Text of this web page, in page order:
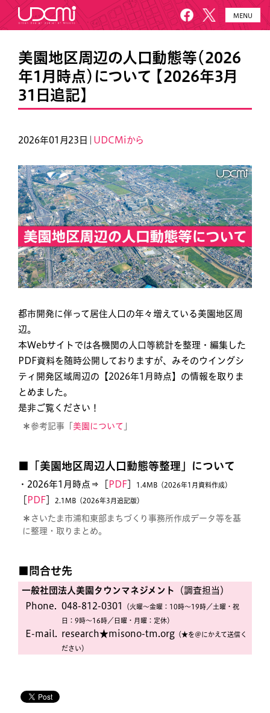
MENU
HOME UDCMiとは
施設概要 美園について
美園地区周辺の人口動態等（2026
年1月時点）について 【2026年3月
31日追記】
2026年01月23日｜ UDCMiから
都市開発に伴って居住人口の年々増えている美園地区周
辺。
本Webサイトでは各機関の人口等統計を整理・編集した
PDF資料を随時公開しておりますが、みそのウイングシ
ティ開発区域周辺の【2026年1月時点】の情報を取りま
とめました。
是非ご覧ください！
＊ 参考記事「 美園について
■「美園地区周辺人口動態等整理」について
・2026年1月時点⇒［ PDF 1.4MB（2026年1月資料作成）
PDF 2.1MB（2026年3月追記版）
＊ さいたま市浦和東部まちづくり事務所作成データ等を基
に整理・取りまとめ。
■問合せ先
一般社団法人美園タウンマネジメント
（調査担当）
Phone.
048-812-0301 （火曜〜金曜：10時〜19時／土曜・祝
日：9時〜16時／日曜・月曜：定休）
E-mail. research★misono-tm.org （★を＠にかえて送信く
ださい）